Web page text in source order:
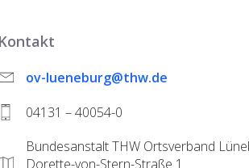
ov-lueneburg@thw.de
04131 – 40054-0
Bundesanstalt THW Ortsverband
Dorette-von-Stern-Straße 1